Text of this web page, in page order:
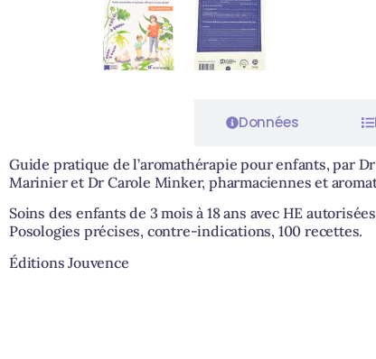
Données
Guide pratique de l’aromathérapie pour enfants, par
Marinier et Dr Carole Minker, pharmaciennes et
Soins des enfants de 3 mois à 18 ans avec HE
Posologies précises, contre-indications, 100 recettes.
Éditions Jouvence